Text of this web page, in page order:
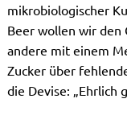
mikrobiologischer
Beer wollen wir
andere mit einem
Zucker über
die Devise: „Ehrlich